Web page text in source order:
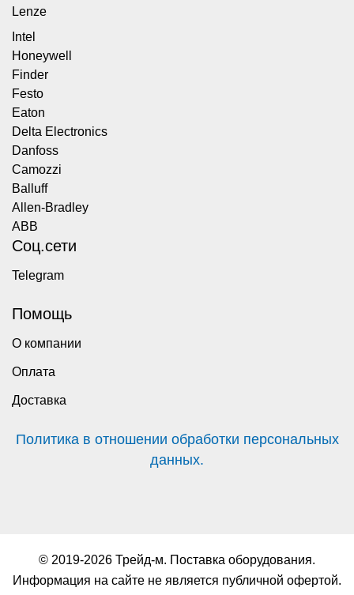
Lenze
Intel
Honeywell
Finder
Festo
Eaton
Delta Electronics
Danfoss
Camozzi
Balluff
Allen-Bradley
ABB
Соц.сети
Telegram
Помощь
О компании
Оплата
Доставка
Политика в отношении обработки персональных
данных.
© 2019-2026 Трейд-м. Поставка оборудования.
Информация на сайте не является публичной офертой.